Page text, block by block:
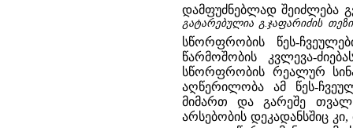
დამფუძნებლად შეიძლება
გატარებულია გ.ჯაფარიძის
სწორფრობის წეს-
წარმოშობის კვლევა-
სწორფრობის რეალურ
აღწერილობა ამ წეს-
მიმართ და გარეშე
არსებობის დეკადანსშიც